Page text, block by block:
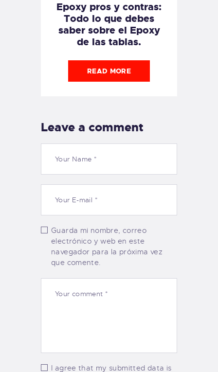
Epoxy pros y contras:
Todo lo que debes
saber sobre el Epoxy
de las tablas.
READ MORE
Leave a comment
Guarda mi nombre, correo
electrónico y web en este
navegador para la próxima vez
que comente.
I agree that my submitted data is